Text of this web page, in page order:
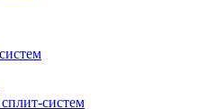
систем